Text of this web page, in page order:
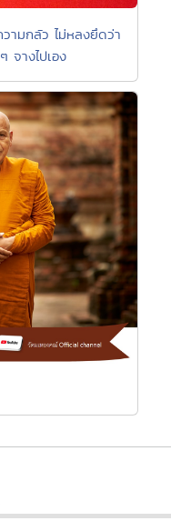
ามกลัว ไม่หลงยึดว่า
จางไปเอง